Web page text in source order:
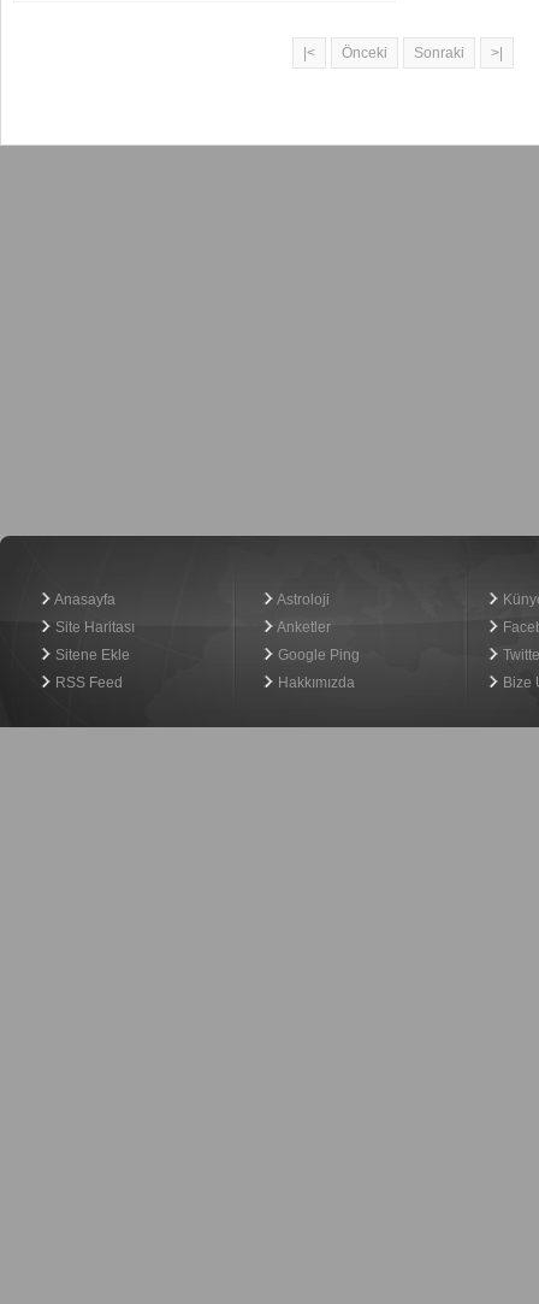
|< Önceki Sonraki >|
Anasayfa
Site Haritası
Sitene Ekle
RSS Feed
Astroloji
Anketler
Google Ping
Hakkımızda
Bize